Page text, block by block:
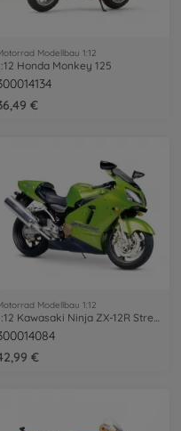
Modellbau 1:12
Honda Monkey 125
€
Modellbau 1:12
€